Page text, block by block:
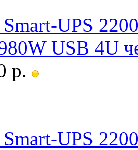
UPS
USB 4U
р.
UPS